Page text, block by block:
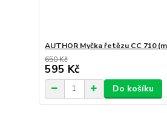
AUTHOR Myčka řetězu CC 710
650 Kč
595 Kč
Do košíku